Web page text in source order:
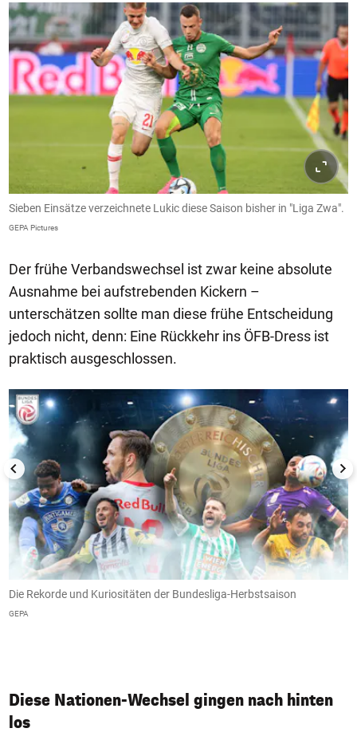
Sieben Einsätze verzeichnete Lukic diese Saison bisher in "Liga Zwa".
GEPA Pictures
Der frühe Verbandswechsel ist zwar keine absolute
Ausnahme bei aufstrebenden Kickern –
unterschätzen sollte man diese frühe Entscheidung
jedoch nicht, denn: Eine Rückkehr ins ÖFB-Dress ist
praktisch ausgeschlossen.
1/29
Die Rekorde und Kuriositäten der Bundesliga-Herbstsaison
GEPA
Diese Nationen-Wechsel gingen nach hinten
los